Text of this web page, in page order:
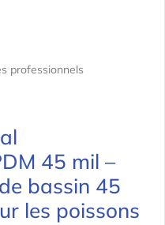
professionnels
45 mil –
bassin 45
les poissons